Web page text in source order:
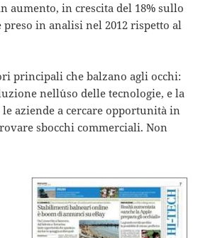
aumento, in crescita del 18% sullo
preso in analisi nel 2012 rispetto al
principali che balzano agli occhi:
nell´uso delle tecnologie, e la
aziende a cercare opportunità in
sbocchi commerciali. Non